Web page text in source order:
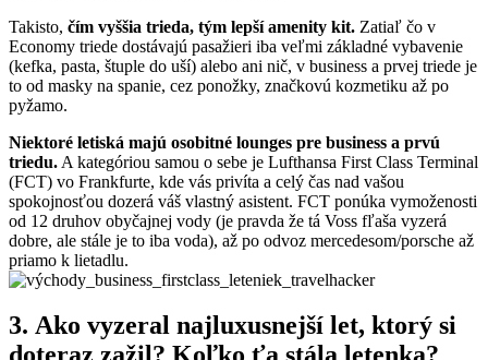
Takisto, čím vyššia trieda, tým lepší amenity kit. Zatiaľ čo v
Economy triede dostávajú pasažieri iba veľmi základné vybavenie
(kefka, pasta, štuple do uší) alebo ani nič, v business a prvej triede je
to od masky na spanie, cez ponožky, značkovú kozmetiku až po
pyžamo.
Niektoré letiská majú osobitné lounges pre business a prvú
triedu. A kategóriou samou o sebe je Lufthansa First Class Terminal
(FCT) vo Frankfurte, kde vás privíta a celý čas nad vašou
spokojnosťou dozerá váš vlastný asistent. FCT ponúka vymoženosti
od 12 druhov obyčajnej vody (je pravda že tá Voss fľaša vyzerá
dobre, ale stále je to iba voda), až po odvoz mercedesom/porsche až
priamo k lietadlu.
3. Ako vyzeral najluxusnejší let, ktorý si